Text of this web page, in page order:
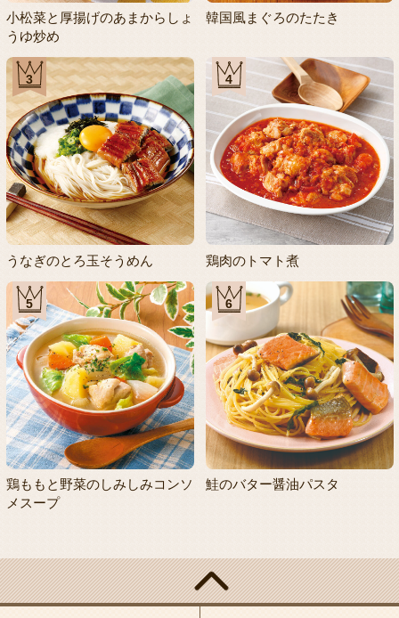
小松菜と厚揚げのあまからしょ
うゆ炒め
韓国風まぐろのたたき
3
うなぎのとろ玉そうめん
4
鶏肉のトマト煮
5
鶏ももと野菜のしみしみコンソ
メスープ
6
鮭のバター醤油パスタ